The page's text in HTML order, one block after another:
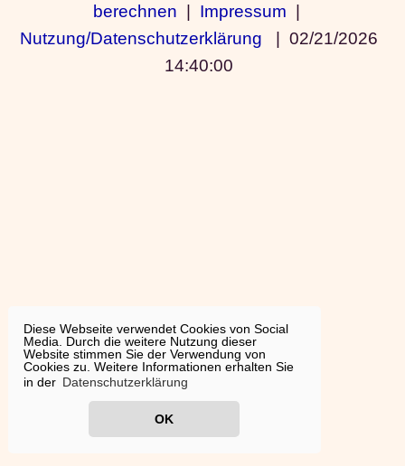
Diese Webseite verwendet Cookies von Social
Media. Durch die weitere Nutzung dieser
Website stimmen Sie der Verwendung von
Cookies zu. Weitere Informationen erhalten Sie
in der Datenschutzerklärung
OK
berechnen | Impressum |
Nutzung/Datenschutzerklärung | 02/21/2026
14:40:00